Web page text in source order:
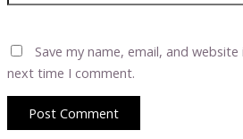
Save my name, email, and
next time I comment.